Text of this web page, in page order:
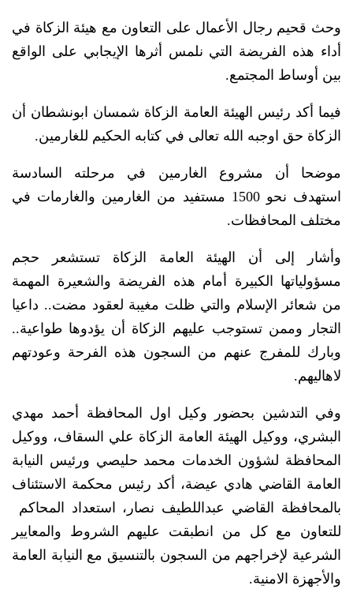
وحث قحيم رجال الأعمال على التعاون مع هيئة الزكاة في
أداء هذه الفريضة التي نلمس أثرها الإيجابي على الواقع
بين أوساط المجتمع.
فيما أكد رئيس الهيئة العامة الزكاة شمسان ابونشطان أن
الزكاة حق اوجبه الله تعالى في كتابه الحكيم للغارمين.
موضحا أن مشروع الغارمين في مرحلته السادسة
استهدف نحو 1500 مستفيد من الغارمين والغارمات في
مختلف المحافظات.
وأشار إلى أن الهيئة العامة الزكاة تستشعر حجم
مسؤولياتها الكبيرة أمام هذه الفريضة والشعيرة المهمة
من شعائر الإسلام والتي ظلت مغيبة لعقود مضت.. داعيا
التجار وممن تستوجب عليهم الزكاة أن يؤدوها طواعية..
وبارك للمفرج عنهم من السجون هذه الفرحة وعودتهم
لاهاليهم.
وفي التدشين بحضور وكيل اول المحافظة أحمد مهدي
البشري، ووكيل الهيئة العامة الزكاة علي السقاف، ووكيل
المحافظة لشؤون الخدمات محمد حليصي ورئيس النيابة
العامة القاضي هادي عيضة، أكد رئيس محكمة الاستئناف
بالمحافظة القاضي عبداللطيف نصار، استعداد المحاكم
للتعاون مع كل من انطبقت عليهم الشروط والمعايير
الشرعية لإخراجهم من السجون بالتنسيق مع النيابة العامة
والأجهزة الامنية.